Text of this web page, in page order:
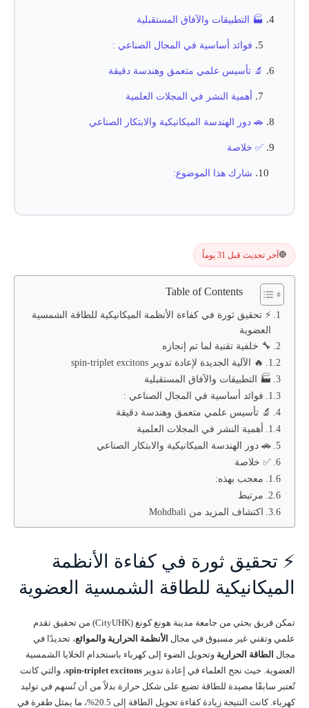
🏭 التطبيقات والآفاق المستقبلية
فوائد أساسية في المجال الصناعي :
🔬 تأسيس علمي متعمق وهندسة دقيقة
أهمية النشر في المجلات العلمية
🚗 دور الهندسة الميكانيكية والابتكار الصناعي
✅ خلاصة
شارك هذا الموضوع:
🔴آخر تحديث قبل 31 يوماً
Table of Contents
⚡ تحقيق ثورة في كفاءة الأنظمة الميكانيكية للطاقة الشمسية
العضوية
🔧 خلفية تقنية لما تم إنجازه
🔥 الآلية الجديدة لإعادة تدوير spin-triplet excitons
🏭 التطبيقات والآفاق المستقبلية
فوائد أساسية في المجال الصناعي :
🔬 تأسيس علمي متعمق وهندسة دقيقة
أهمية النشر في المجلات العلمية
🚗 دور الهندسة الميكانيكية والابتكار الصناعي
✅ خلاصة
معجب بهذه:
مرتبط
اكتشاف المزيد من Mohdbali
⚡ تحقيق ثورة في كفاءة الأنظمة
الميكانيكية للطاقة الشمسية العضوية
تمكن فريق بحثي من جامعة مدينة هونغ كونغ (CityUHK) من تحقيق تقدم
علمي وتقني غير مسبوق في مجال الأنظمة الحرارية والموائع، تحديدًا في
مجال الطاقة الحرارية وتحويل الضوء إلى كهرباء باستخدام الخلايا الشمسية
العضوية. حيث نجح العلماء في إعادة تدوير spin-triplet excitons، والتي كانت
تُعتبر سابقًا مصيدة للطاقة تضيع على شكل حرارة بدلاً من أن تُسهم في توليد
كهرباء. كانت النتيجة زيادة كفاءة تحويل الطاقة إلى 20.5%، ما يمثل طفرة في